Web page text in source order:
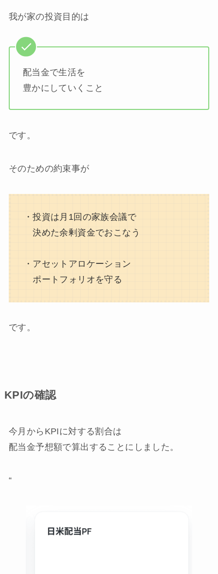
我が家の投資目的は
配当金で生活を
豊かにしていくこと
です。
そのための約束事が
・投資は月1回の家族会議で
決めた余剰資金でおこなう
・アセットアロケーション
ポートフォリオを守る
です。
KPIの確認
今月からKPIに対する割合は
配当金予想額で算出することにしました。
“